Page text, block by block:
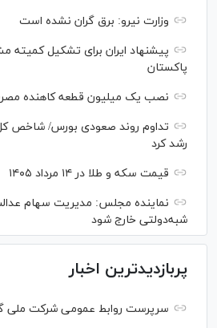
وزارت نیرو: برق گران نشده است
پیشنهاد ایران برای تشکیل کمیته
پاکستان
نصب یک میلیون قطعه کاهنده
رشد کرد
قیمت سکه و طلا در ۱۴ مرداد ۱۴۰۵
نماینده مجلس: مدیریت سهام
شبه‌دولتی خارج شود
پربازدیدترین اخبار
سرپرست روابط عمومی شرکت ملی